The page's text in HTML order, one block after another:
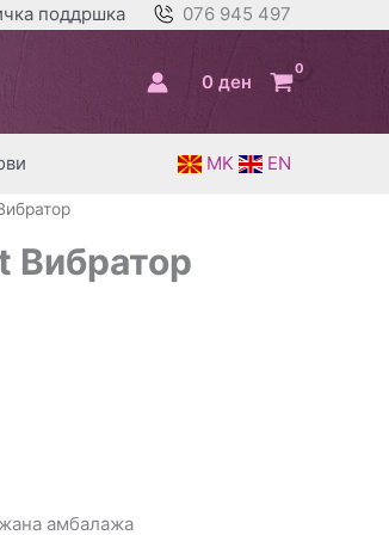
поддршка 076 945 497
0 ден
MK EN
Вибратор
амбалажа